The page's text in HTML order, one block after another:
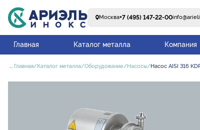
Москва+7 (495) 147-22-00
Главная Каталог металла Компания
... Главная Каталог металла Оборудование Насосы Насос AISI 316